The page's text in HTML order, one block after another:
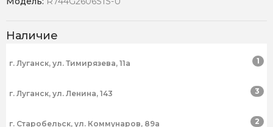
Наличие
г. Луганск, ул. Тимирязева, 11а 1
г. Луганск, ул. Ленина, 143 3
г. Старобельск, ул. Коммунаров, 89а 2